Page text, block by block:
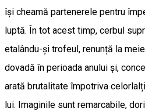
își cheamă partenerele pentru
luptă. În tot acest timp, cerbul
etalându-și trofeul, renunță la
dovadă în perioada anului și,
arată brutalitate împotriva
lui. Imaginile sunt remarcabile,